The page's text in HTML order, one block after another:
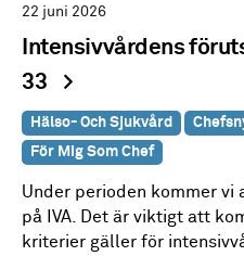
22 juni 2026
Intensivvårdens
33
Hälso- Och Sjukvård
För Mig Som Chef
Under perioden kommer
på IVA. Det är viktigt att
kriterier gäller för